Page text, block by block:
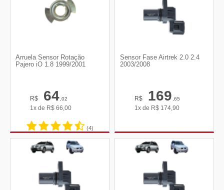
Arruela Sensor Rotação
Pajero iO 1.8 1999/2001
R$ 64,02
1x de R$ 66,00
(4)
Sensor Fase Airtrek 2.0 2.4
2003/2008
R$ 169,65
1x de R$ 174,90